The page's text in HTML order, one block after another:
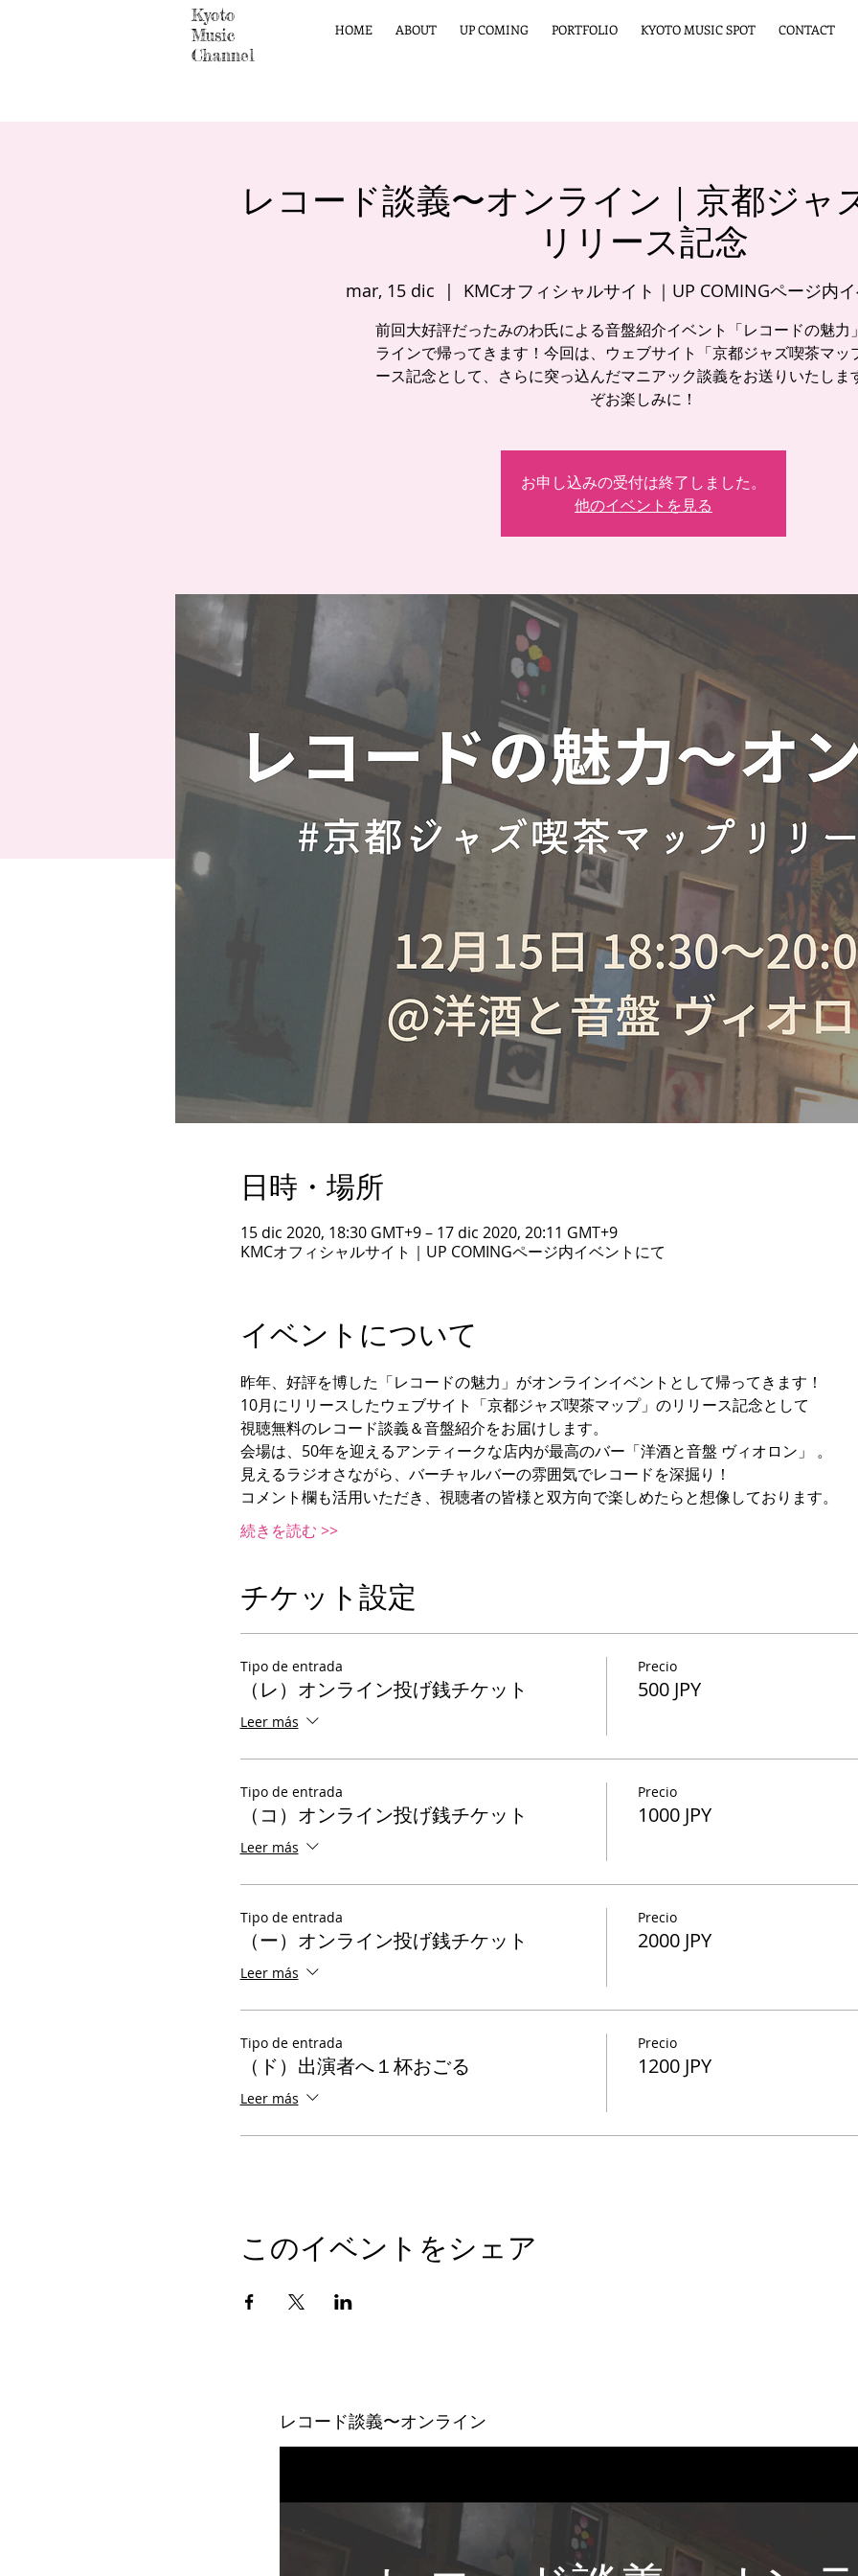
Kyoto
Music
Channel
HOME ABOUT UP COMING PORTFOLIO KYOTO MUSIC SPOT CONTACT
レコード談義〜オンライン｜京都ジャ
リリース記念
mar, 15 dic
  |
KMCオフィシャルサイト｜UP COMINGページ内
前回大好評だったみのわ氏による音盤紹介イベント「レコードの魅力
ラインで帰ってきます！今回は、ウェブサイト「京都ジャズ喫茶マッ
ース記念として、さらに突っ込んだマニアック談義をお送りいたしま
ぞお楽しみに！
お申し込みの受付は終了しました。
他のイベントを見る
日時・場所
15 dic 2020, 18:30 GMT+9 – 17 dic 2020, 20:11 GMT+9
KMCオフィシャルサイト｜UP COMINGページ内イベントにて
イベントについて
昨年、好評を博した「レコードの魅力」がオンラインイベントとして帰ってきます！
10月にリリースしたウェブサイト「京都ジャズ喫茶マップ」のリリース記念として
視聴無料のレコード談義＆音盤紹介をお届けします。
会場は、50年を迎えるアンティークな店内が最高のバー「洋酒と音盤 ヴィオロン」 。
見えるラジオさながら、バーチャルバーの雰囲気でレコードを深掘り！
コメント欄も活用いただき、視聴者の皆様と双方向で楽しめたらと想像しております。
続きを読む >>
チケット設定
Tipo de entrada
（レ）オンライン投げ銭チケット
Leer más
Precio
500 JPY
Tipo de entrada
（コ）オンライン投げ銭チケット
Leer más
Precio
1000 JPY
Tipo de entrada
（ー）オンライン投げ銭チケット
Leer más
Precio
2000 JPY
Tipo de entrada
（ド）出演者へ１杯おごる
Leer más
Precio
1200 JPY
このイベントをシェア
レコード談義〜オンライン